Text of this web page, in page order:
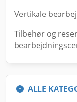
Vertikale
Tilbehør og
ALLE